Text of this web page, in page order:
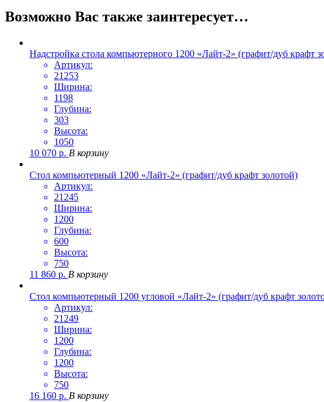
Возможно Вас также заинтересует…
Надстройка стола компьютерного 1200 «Лайт-2» (графит/дуб крафт
Артикул:
21253
Ширина:
1198
Глубина:
303
Высота:
1050
10 070 р. В корзину
Стол компьютерный 1200 «Лайт-2» (графит/дуб крафт золотой)
Артикул:
21245
Ширина:
1200
Глубина:
600
Высота:
750
11 860 р. В корзину
Стол компьютерный 1200 угловой «Лайт-2» (графит/дуб крафт
Артикул:
21249
Ширина:
1200
Глубина:
1200
Высота:
750
16 160 р. В корзину